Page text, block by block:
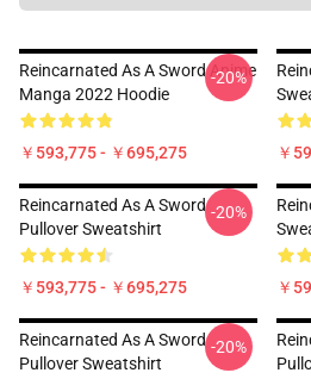
Reincarnated As A Sword Anime
Manga 2022 Hoodie
￥593,775 - ￥695,275
-20%
￥
Reincarnated As A Sword
Pullover Sweatshirt
￥593,775 - ￥695,275
-20%
￥
Reincarnated As A Sword
Pullover Sweatshirt
-20%